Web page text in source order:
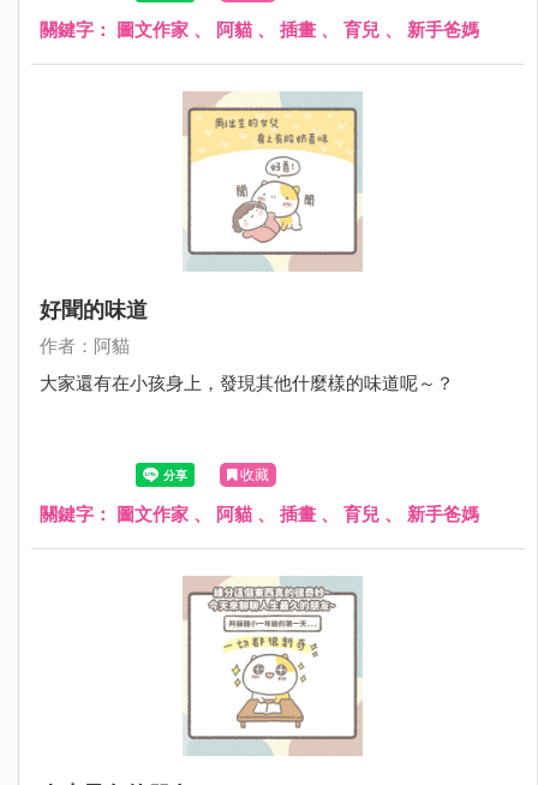
關鍵字： 圖文作家 、 阿貓 、 插畫 、 育兒 、 新手爸媽
好聞的味道
作者：阿貓
大家還有在小孩身上，發現其他什麼樣的味道呢～？
收藏
關鍵字： 圖文作家 、 阿貓 、 插畫 、 育兒 、 新手爸媽